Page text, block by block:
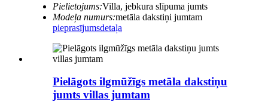
Pielietojums:Villa, jebkura slīpuma jumts
Modeļa numurs:metāla dakstiņi jumtam
pieprasījumsdetaļa
Pielāgots ilgmūžīgs metāla dakstiņu
jumts villas jumtam